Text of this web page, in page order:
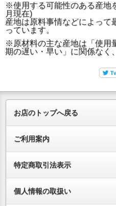
※使用する可能性のある産地
月現在)
産地は原料事情などによって
っています。
※原材料の主な産地は「使用
期の遅い・早い」に関係なく
お店のトップへ戻る
ご利用案内
特定商取引法表示
個人情報の取扱い